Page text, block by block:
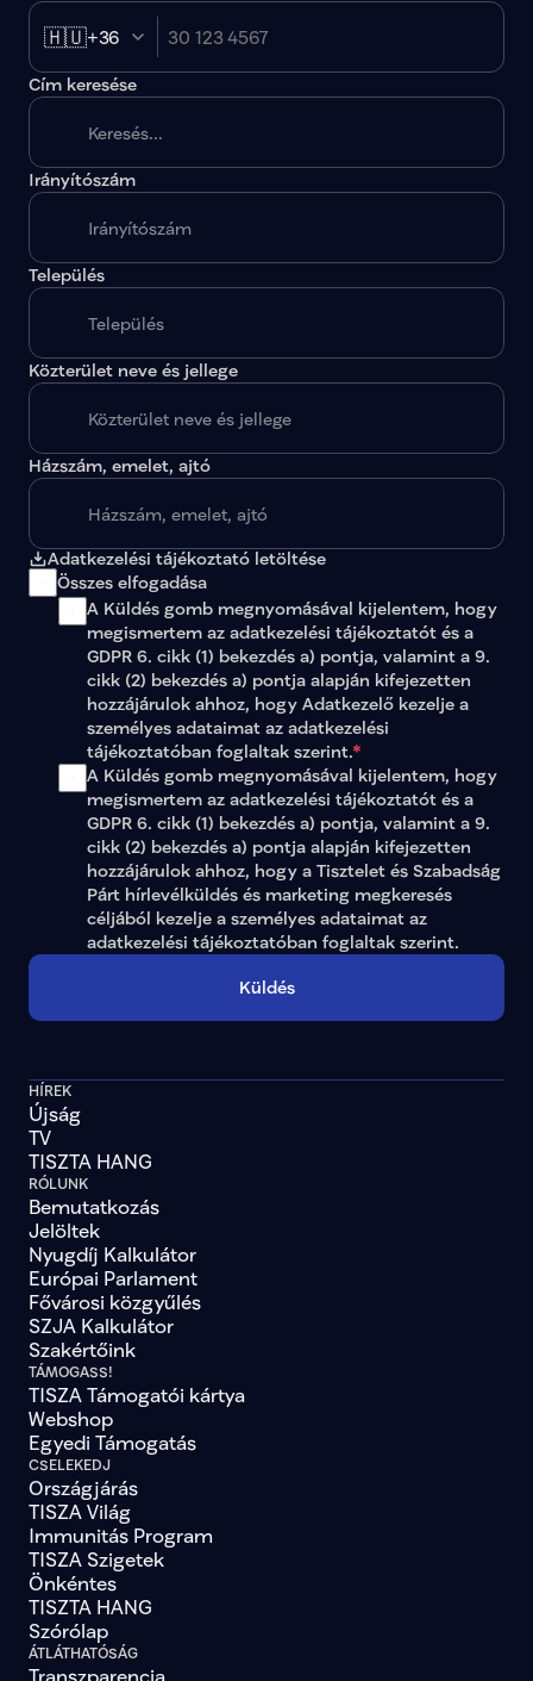
🇭🇺+36
Cím keresése
Irányítószám
Település
Közterület neve és jellege
Házszám, emelet, ajtó
Adatkezelési tájékoztató letöltése
Összes elfogadása
A Küldés gomb megnyomásával kijelentem, hogy
megismertem az adatkezelési tájékoztatót és a
GDPR 6. cikk (1) bekezdés a) pontja, valamint a 9.
cikk (2) bekezdés a) pontja alapján kifejezetten
hozzájárulok ahhoz, hogy Adatkezelő kezelje a
személyes adataimat az adatkezelési
tájékoztatóban foglaltak szerint.*
A Küldés gomb megnyomásával kijelentem, hogy
megismertem az adatkezelési tájékoztatót és a
GDPR 6. cikk (1) bekezdés a) pontja, valamint a 9.
cikk (2) bekezdés a) pontja alapján kifejezetten
hozzájárulok ahhoz, hogy a Tisztelet és Szabadság
Párt hírlevélküldés és marketing megkeresés
adatkezelési tájékoztatóban foglaltak szerint.
Küldés
HÍREK
Újság
TV
TISZTA HANG
RÓLUNK
Bemutatkozás
Jelöltek
Nyugdíj Kalkulátor
Európai Parlament
Fővárosi közgyűlés
SZJA Kalkulátor
Szakértőink
TÁMOGASS!
TISZA Támogatói kártya
Webshop
Egyedi Támogatás
CSELEKEDJ
Országjárás
TISZA Világ
Immunitás Program
TISZA Szigetek
Önkéntes
TISZTA HANG
Szórólap
ÁTLÁTHATÓSÁG
Transzparencia